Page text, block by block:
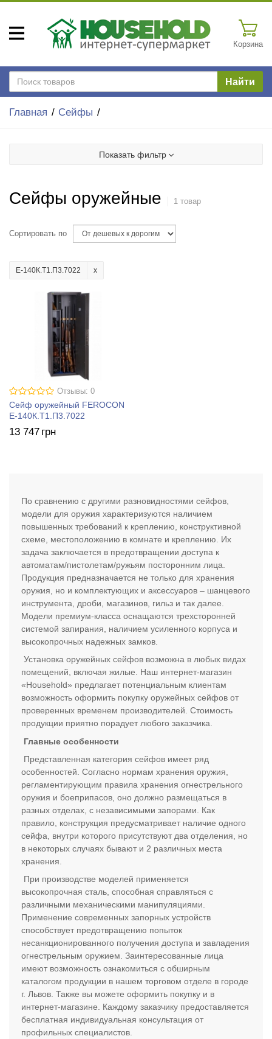
Корзина
Найти
Главная Сейфы
Показать фильтр
Сейфы оружейные 1 товар
Сортировать по
Е-140К.Т1.П3.7022
Отзывы: 0
Сейф оружейный FEROCON
Е-140К.Т1.П3.7022
13 747 грн
По сравнению с другими разновидностями сейфов,
модели для оружия характеризуются наличием
повышенных требований к креплению, конструктивной
схеме, местоположению в комнате и креплению. Их
задача заключается в предотвращении доступа к
автоматам/пистолетам/ружьям посторонним лица.
Продукция предназначается не только для хранения
оружия, но и комплектующих и аксессуаров – шанцевого
инструмента, дроби, магазинов, гильз и так далее.
Модели премиум-класса оснащаются трехсторонней
системой запирания, наличием усиленного корпуса и
высокопрочных надежных замков.
Установка оружейных сейфов возможна в любых видах
помещений, включая жилые. Наш интернет-магазин
«Household» предлагает потенциальным клиентам
возможность оформить покупку оружейных сейфов от
проверенных временем производителей. Стоимость
продукции приятно порадует любого заказчика.
Главные особенности
Представленная категория сейфов имеет ряд
особенностей. Согласно нормам хранения оружия,
регламентирующим правила хранения огнестрельного
оружия и боеприпасов, оно должно размещаться в
разных отделах, с независимыми запорами. Как
правило, конструкция предусматривает наличие одного
сейфа, внутри которого присутствуют два отделения, но
в некоторых случаях бывают и 2 различных места
хранения.
При производстве моделей применяется
высокопрочная сталь, способная справляться с
различными механическими манипуляциями.
Применение современных запорных устройств
способствует предотвращению попыток
несанкционированного получения доступа и завладения
огнестрельным оружием. Заинтересованные лица
имеют возможность ознакомиться с обширным
каталогом продукции в нашем торговом отделе в городе
г. Львов. Также вы можете оформить покупку и в
интернет-магазине. Каждому заказчику предоставляется
бесплатная индивидуальная консультация от
профильных специалистов.